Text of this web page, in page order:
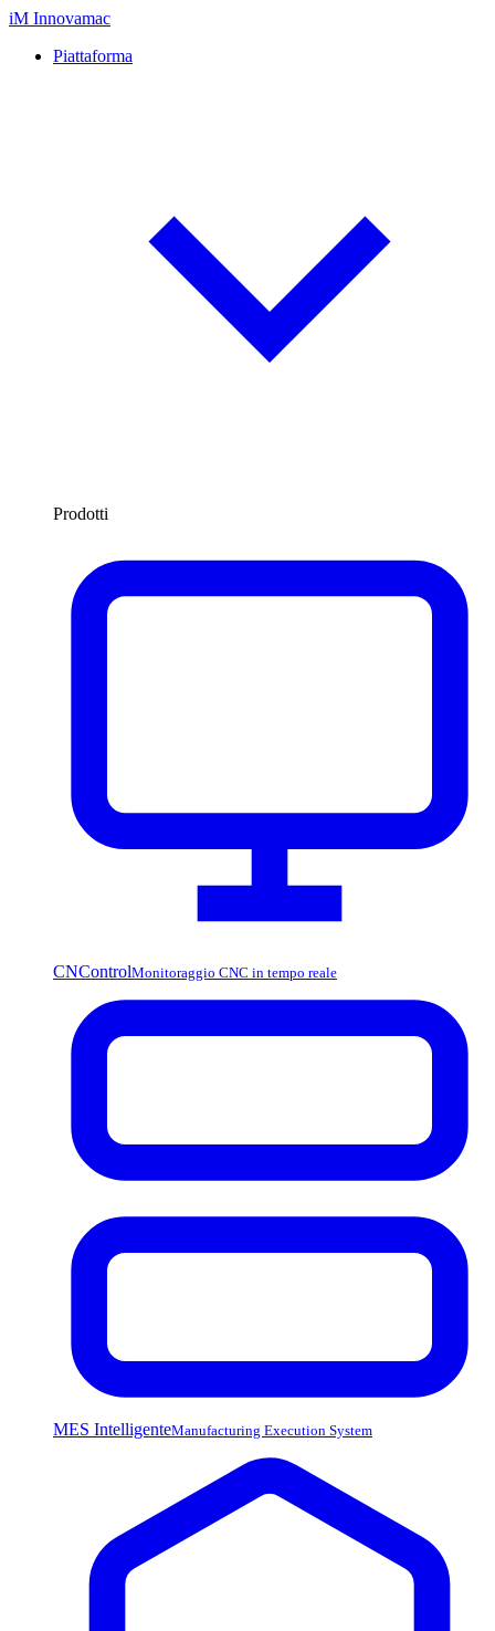
iM Innovamac
Piattaforma
Prodotti
CNControlMonitoraggio CNC in tempo reale
MES IntelligenteManufacturing Execution System